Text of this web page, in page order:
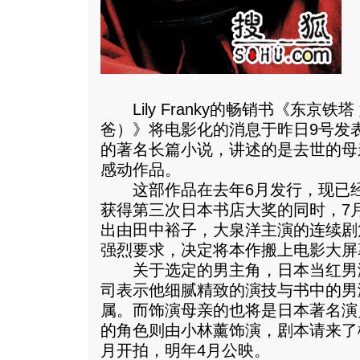
Lily Franky的畅销书《东京铁塔
爸）》将电影化的消息于昨日9号发
的著名长篇小说，讲述的是去世的
感动作品。
这部作品在去年6月发行，现已
获得第三次日本书店大奖的同时，7
出由田中裕子，大泉洋主演的连续
强烈要求，决定将本作搬上电影大
关于选定的男主角，日本当红男
司表示他细腻精致的演技与书中的
属。而饰演母亲的也将是日本著名
的角色则由小林薰饰演，剧本请来
月开拍，明年4月公映。